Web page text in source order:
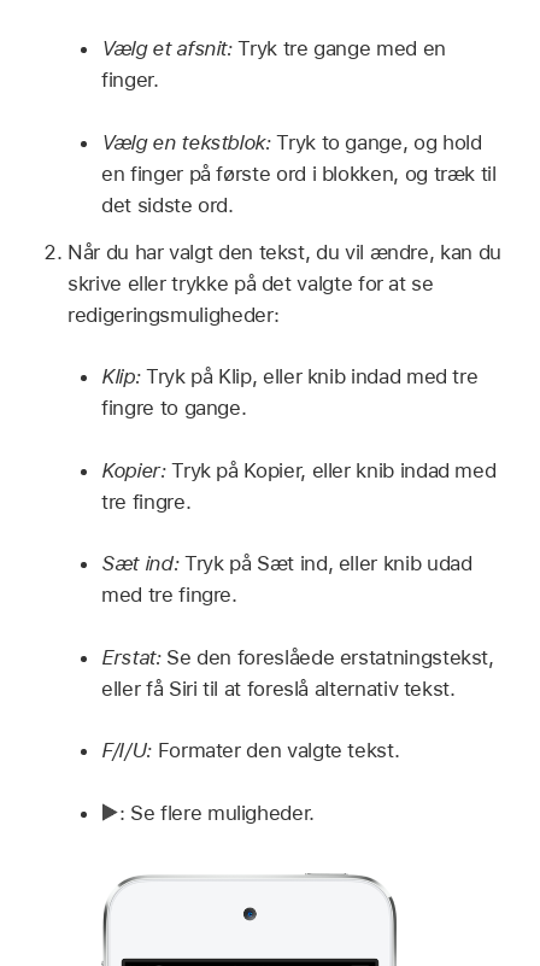
Vælg et afsnit:Tryk tre gange med en
finger.
Vælg en tekstblok:Tryk to gange, og hold
en finger på første ord i blokken, og træk til
det sidste ord.
Når du har valgt den tekst, du vil ændre, kan du
skrive eller trykke på det valgte for at se
redigeringsmuligheder:
Klip: Tryk på Klip, eller knib indad med tre
fingre to gange.
Kopier:Tryk på Kopier, eller knib indad med
tre fingre.
Sæt ind: Tryk på Sæt ind, eller knib udad
med tre fingre.
Erstat: Se den foreslåede erstatningstekst,
eller få Siri til at foreslå alternativ tekst.
F/I/U: Formater den valgte tekst.
: Se flere muligheder.